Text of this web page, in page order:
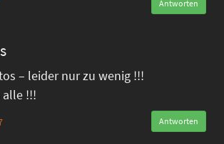
Antworten
– leider nur zu wenig !!!
alle !!!
Antworten